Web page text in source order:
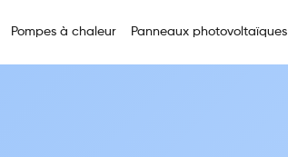
Pompes à chaleur Panneaux photovoltaïques